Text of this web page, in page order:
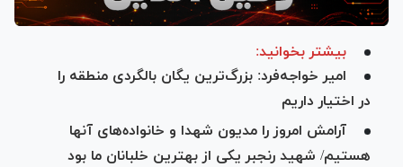
بیشتر بخوانید:
امیر خواجه‌فرد: بزرگ‌ترین یگان بالگردی منطقه را
در اختیار داریم
آرامش امروز را مدیون شهدا و خانواده‌های آنها
هستیم/ شهید رنجبر یکی از بهترین خلبانان ما بود